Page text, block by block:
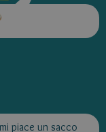
piace un sacco